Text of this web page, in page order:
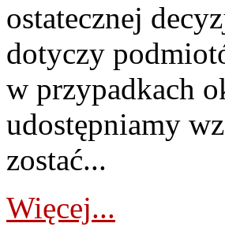
ostatecznej
dotyczy
w przypadkach
udostępniamy
zostać...
Więcej...